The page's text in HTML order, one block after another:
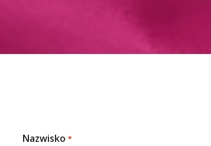
Nazwisko *